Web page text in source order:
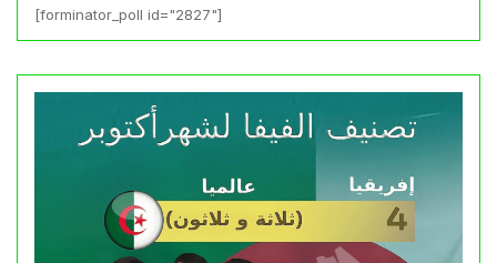
[forminator_poll id="2827"]